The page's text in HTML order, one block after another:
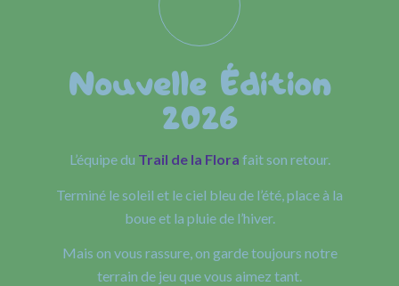
Nouvelle Édition
2026
L’équipe du Trail de la Flora fait son retour.
Terminé le soleil et le ciel bleu de l’été, place à la
boue et la pluie de l’hiver.
Mais on vous rassure, on garde toujours notre
terrain de jeu que vous aimez tant.